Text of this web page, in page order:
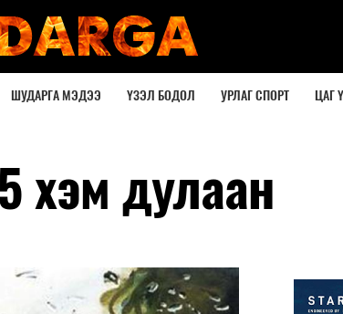
ШУДАРГА МЭДЭЭ ҮЗЭЛ БОДОЛ УРЛАГ СПОРТ ЦАГ
хэм дулаан